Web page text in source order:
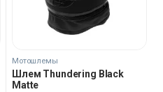
Мотошлемы
Шлем Thundering Black
Matte